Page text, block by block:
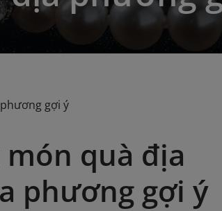
gợi ý
quà địa
phương gợi ý